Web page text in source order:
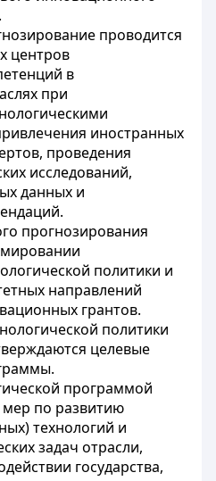
проводится
центров
в
при
иностранных
проведения
исследований,
данных и
прогнозирования
политики и
направлений
грантов.
политики
целевые
программой
по развитию
технологий и
задач отрасли,
государства,